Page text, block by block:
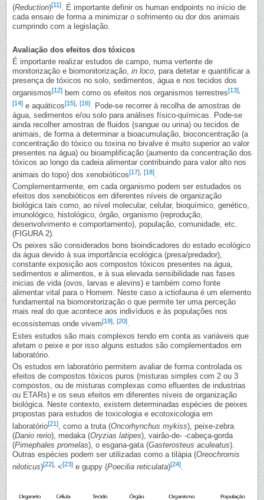
(Reduction)[11]. É importante definir os human endpoints no início de
cada ensaio de forma a minimizar o sofrimento ou dor dos animais
cumprindo com a legislação.
Avaliação dos efeitos dos tóxicos
É importante realizar estudos de campo, numa vertente de
monitorização e biomonitorização, in loco, para detetar e quantificar a
presença de tóxicos no solo, sedimentos, água e nos tecidos dos
organismos[12] bem como os efeitos nos organismos terrestres[13]
[14] e aquáticos[15] [16]. Pode-se recorrer à recolha de amostras de
água, sedimentos e/ou solo para análises físico-químicas. Pode-se
ainda recolher amostras de fluidos (sangue ou urina) ou tecidos de
animais, de forma a determinar a bioacumulação, bioconcentração (a
concentração do tóxico ou toxina no bivalve é muito superior ao valor
presentes na água) ou bioamplificação (aumento da concentração dos
tóxicos ao longo da cadeia alimentar contribuindo para valor alto nos
animais do topo) dos xenobióticos[17] [18].
Complementarmente, em cada organismo podem ser estudados os
efeitos dos xenobióticos em diferentes níveis de organização
biológica tais como, ao nível molecular, celular, bioquímico, genético,
imunológico, histológico, órgão, organismo (reprodução,
desenvolvimento e comportamento), população, comunidade, etc.
(FIGURA 2).
Os peixes são considerados bons bioindicadores do estado ecológico
da água devido à sua importância ecológica (presa/predador),
constante exposição aos compostos tóxicos presentes na água,
sedimentos e alimentos, e à sua elevada sensibilidade nas fases
inicias de vida (ovos, larvas e alevins) e também como fonte
alimentar vital para o Homem. Neste caso a ictiofauna é um elemento
fundamental na biomonitorização o que permite ter uma perceção
mais real do que acontece aos indivíduos e às populações nos
ecossistemas onde vivem[19], [20].
Estes estudos são mais complexos tendo em conta as variáveis que
afetam o peixe e por isso alguns estudos são complementados em
laboratório.
Os estudos em laboratório permitem avaliar de forma controlada os
efeitos de compostos tóxicos puros (misturas simples com 2 ou 3
compostos, ou de misturas complexas como efluentes de industrias
ou ETARs) e os seus efeitos em diferentes níveis de organização
biológica. Neste contexto, existem determinadas espécies de peixes
propostas para estudos de toxicologia e ecotoxicologia em
laboratório[21], como a truta (Oncorhynchus mykiss), peixe-zebra
(Danio rerio), medaka (Oryzias latipes), vairão-de- -cabeça-gorda
(Pimephales promelas), o esgana-gata (Gasterosteus aculeatus).
Outras espécies podem ser utilizadas como a tilápia (Oreochromis
niloticus)[22] <[23] e guppy (Poecilia reticulata)[24].